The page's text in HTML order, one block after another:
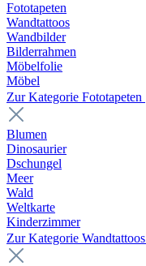
Fototapeten
Wandtattoos
Wandbilder
Bilderrahmen
Möbelfolie
Möbel
Zur Kategorie Fototapeten
Blumen
Dinosaurier
Dschungel
Meer
Wald
Weltkarte
Kinderzimmer
Zur Kategorie Wandtattoos